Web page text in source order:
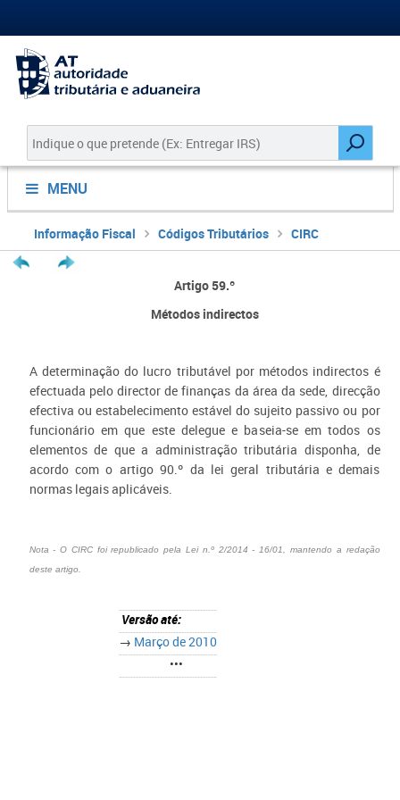
MENU
Informação Fiscal Códigos Tributários CIRC
Artigo 59.º
Métodos indirectos
A determinação do lucro tributável por métodos indirectos é
efectuada pelo director de finanças da área da sede, direcção
efectiva ou estabelecimento estável do sujeito passivo ou por
funcionário em que este delegue e baseia-se em todos os
elementos de que a administração tributária disponha, de
acordo com o artigo 90.º da lei geral tributária e demais
normas legais aplicáveis.
Nota - O CIRC foi republicado pela Lei n.º 2/2014 - 16/01, mantendo a redação
deste artigo.
Versão até:
→ Março de 2010
•••